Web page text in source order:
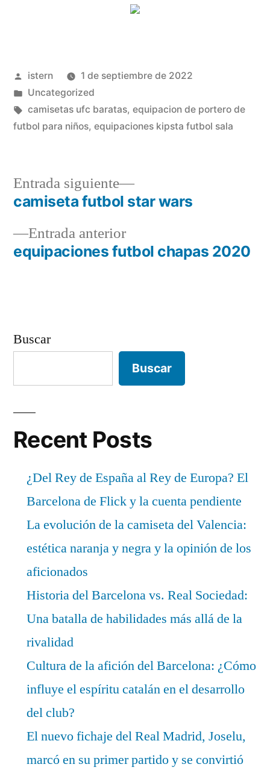
Publicado
por
istern
1 de septiembre de 2022
Publicado
en
Uncategorized
Etiquetas:
camisetas ufc baratas, equipacion de portero de
futbol para niños, equipaciones kipsta futbol sala
Navegación
de
entradas
Entrada anteriorEntrada
anterior:
equipaciones futbol chapas 2020
Entrada siguiente
Entrada
siguiente:
camiseta futbol star wars
Buscar
Buscar
Recent Posts
¿Del Rey de España al Rey de Europa? El
Barcelona de Flick y la cuenta pendiente
La evolución de la camiseta del Valencia:
estética naranja y negra y la opinión de los
aficionados
Historia del Barcelona vs. Real Sociedad:
Una batalla de habilidades más allá de la
rivalidad
Cultura de la afición del Barcelona: ¿Cómo
influye el espíritu catalán en el desarrollo
del club?
El nuevo fichaje del Real Madrid, Joselu,
marcó en su primer partido y se convirtió